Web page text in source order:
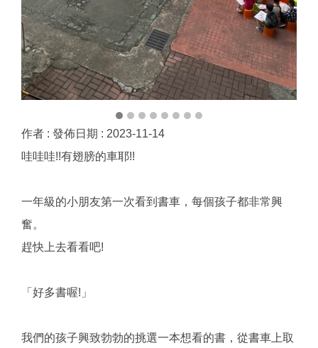
作者 : 發佈日期 : 2023-11-14
哇哇哇!!有翅膀的車耶!!
一年級的小朋友第一次看到書車，每個孩子都非常興
奮。
趕快上去看看吧!
「好多書喔!」
我們的孩子興致勃勃的挑選一本想看的書，從書車上取